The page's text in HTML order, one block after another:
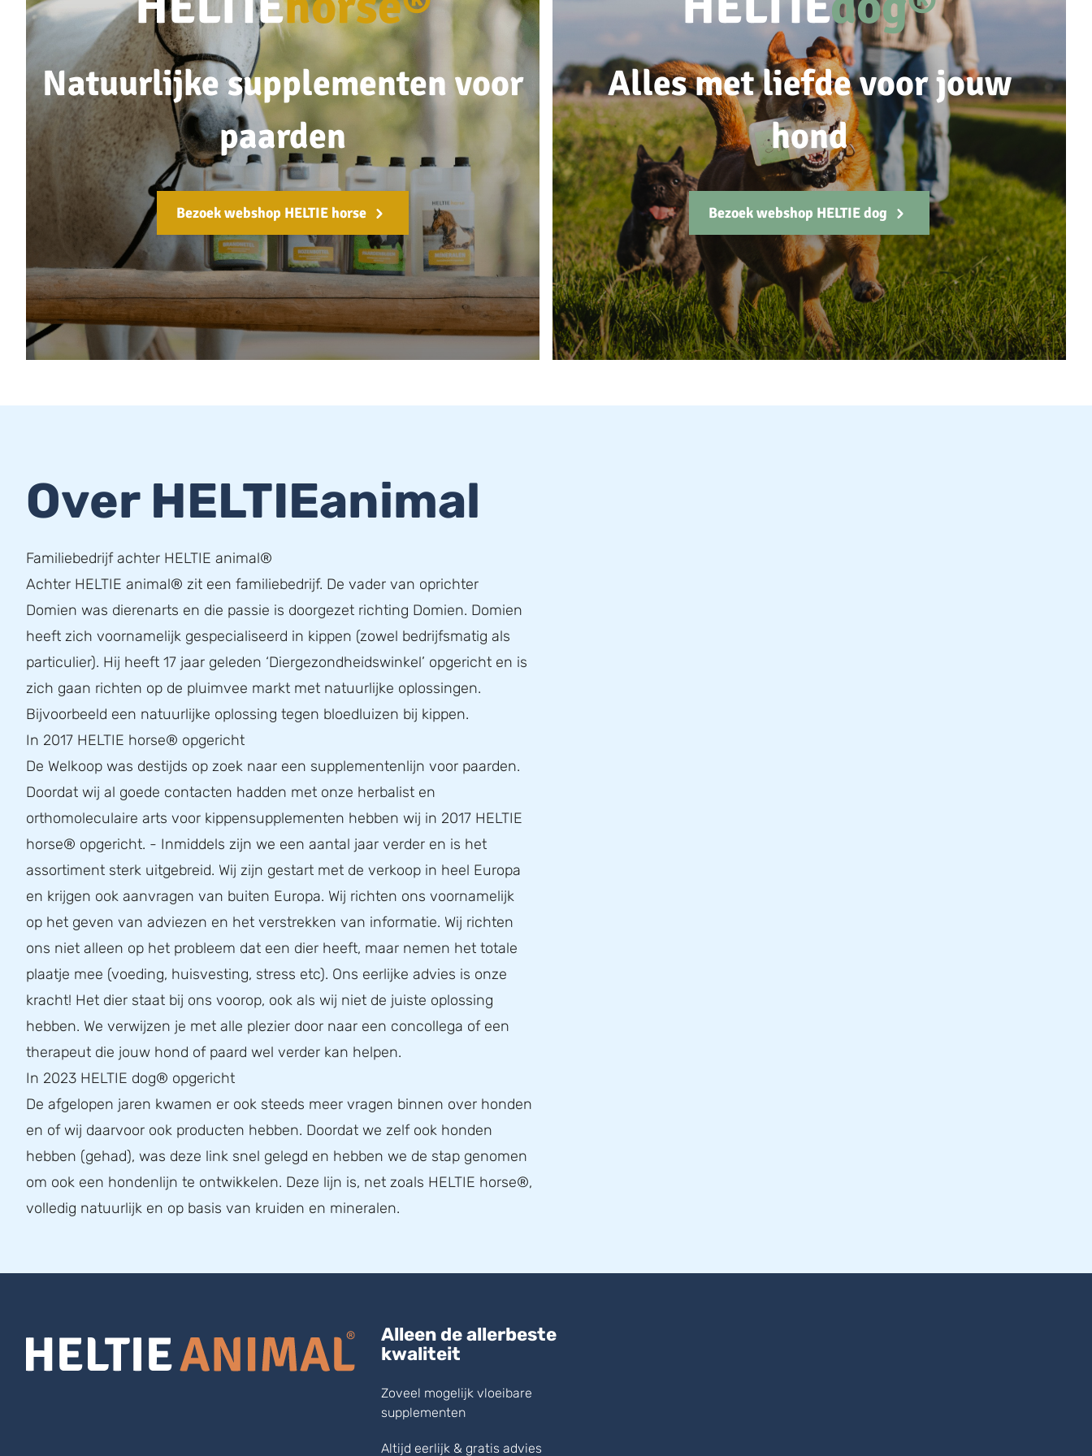
Natuurlijke supplementen voor
paarden
Bezoek webshop HELTIE horse
Alles met liefde voor jouw
hond
Bezoek webshop HELTIE dog
Over HELTIEanimal
Familiebedrijf achter HELTIE animal®
Achter HELTIE animal® zit een familiebedrijf. De vader van oprichter
Domien was dierenarts en die passie is doorgezet richting Domien. Domien
heeft zich voornamelijk gespecialiseerd in kippen (zowel bedrijfsmatig als
particulier). Hij heeft 17 jaar geleden ‘Diergezondheidswinkel’ opgericht en is
zich gaan richten op de pluimvee markt met natuurlijke oplossingen.
Bijvoorbeeld een natuurlijke oplossing tegen bloedluizen bij kippen.
In 2017 HELTIE horse® opgericht
De Welkoop was destijds op zoek naar een supplementenlijn voor paarden.
Doordat wij al goede contacten hadden met onze herbalist en
orthomoleculaire arts voor kippensupplementen hebben wij in 2017 HELTIE
horse® opgericht. - Inmiddels zijn we een aantal jaar verder en is het
assortiment sterk uitgebreid. Wij zijn gestart met de verkoop in heel Europa
en krijgen ook aanvragen van buiten Europa. Wij richten ons voornamelijk
op het geven van adviezen en het verstrekken van informatie. Wij richten
ons niet alleen op het probleem dat een dier heeft, maar nemen het totale
plaatje mee (voeding, huisvesting, stress etc). Ons eerlijke advies is onze
kracht! Het dier staat bij ons voorop, ook als wij niet de juiste oplossing
hebben. We verwijzen je met alle plezier door naar een concollega of een
therapeut die jouw hond of paard wel verder kan helpen.
In 2023 HELTIE dog® opgericht
De afgelopen jaren kwamen er ook steeds meer vragen binnen over honden
en of wij daarvoor ook producten hebben. Doordat we zelf ook honden
hebben (gehad), was deze link snel gelegd en hebben we de stap genomen
om ook een hondenlijn te ontwikkelen. Deze lijn is, net zoals HELTIE horse®,
volledig natuurlijk en op basis van kruiden en mineralen.
Alleen de allerbeste
kwaliteit
Zoveel mogelijk vloeibare
supplementen
Altijd eerlijk & gratis advies